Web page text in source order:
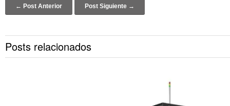
Post navigation
← Post Anterior Post Siguiente →
Posts relacionados